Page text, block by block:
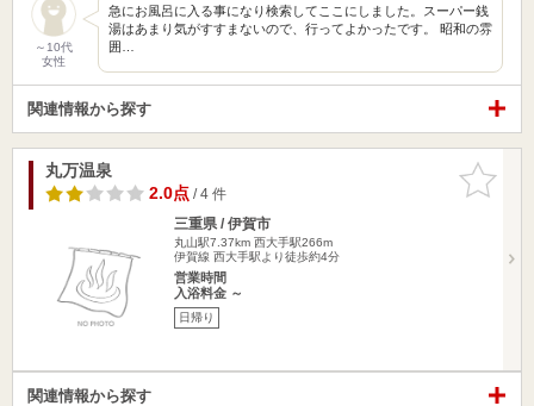
～10代
女性
急にお風呂に入る事になり検索してここにしました。スーパー銭
湯はあまり気がすすまないので、行ってよかったです。 昭和の雰
囲…
関連情報から探す
お気に入
りに追加
丸万温泉
2.0点/ 4 件
三重県 / 伊賀市
丸山駅7.37km 西大手駅266m
伊賀線 西大手駅より徒歩約4分
営業時間
入浴料金 ～
日帰り
関連情報から探す